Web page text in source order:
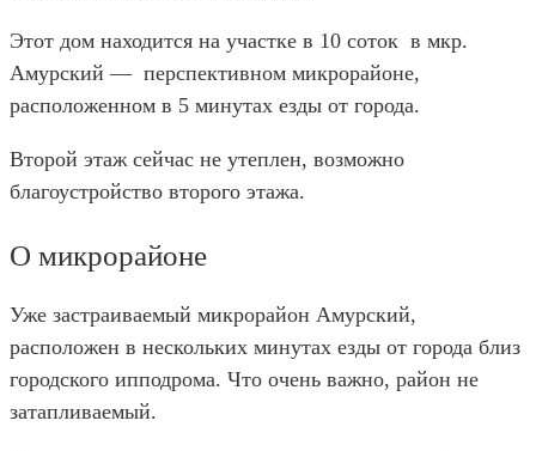
Этот дом находится на участке в 10 соток в мкр.
Амурский — перспективном микрорайоне,
расположенном в 5 минутах езды от города.
Второй этаж сейчас не утеплен, возможно
благоустройство второго этажа.
О микрорайоне
Уже застраиваемый микрорайон Амурский,
расположен в нескольких минутах езды от города близ
городского ипподрома. Что очень важно, район не
затапливаемый.